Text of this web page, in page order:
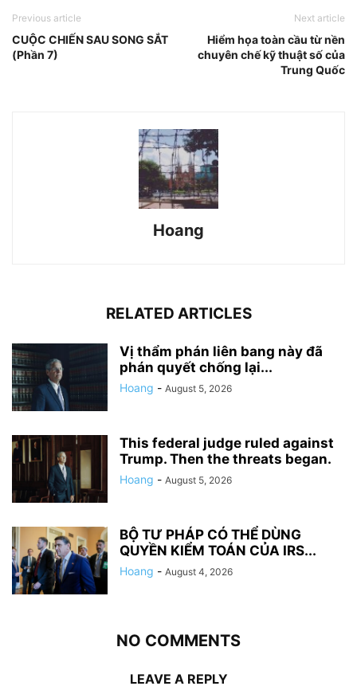
Previous article
CUỘC CHIẾN SAU SONG SẮT
(Phần 7)
Next article
Hiểm họa toàn cầu từ nền
chuyên chế kỹ thuật số của
Trung Quốc
Hoang
RELATED ARTICLES
Vị thẩm phán liên bang này đã
phán quyết chống lại...
Hoang - August 5, 2026
This federal judge ruled against
Trump. Then the threats began.
Hoang - August 5, 2026
BỘ TƯ PHÁP CÓ THỂ DÙNG
QUYỀN KIỂM TOÁN CỦA IRS...
Hoang - August 4, 2026
NO COMMENTS
LEAVE A REPLY